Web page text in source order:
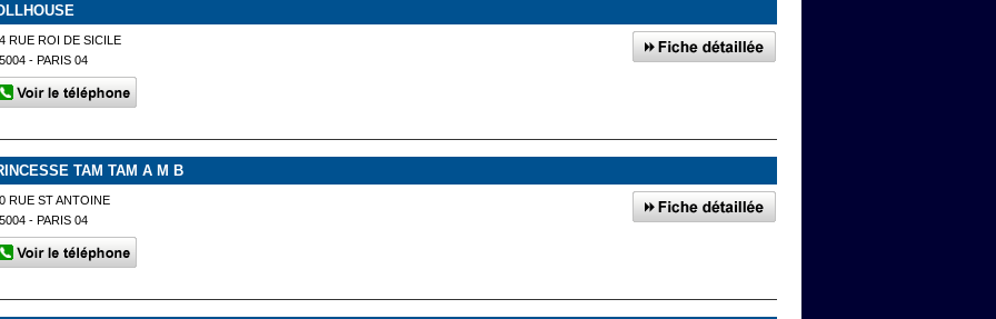
RUE ROI DE SICILE
- PARIS 04
TAM TAM A M B
RUE ST ANTOINE
- PARIS 04